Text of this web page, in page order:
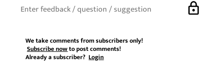
lock
We take comments from subscribers only!
Subscribe nowto post comments!
Already a subscriber?Login